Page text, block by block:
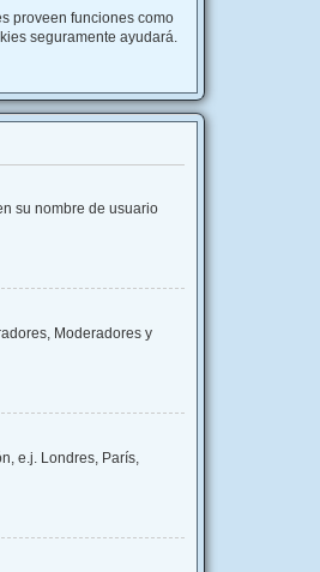
proveen funciones como
seguramente ayudará.
su nombre de usuario
Moderadores y
e.j. Londres, París,